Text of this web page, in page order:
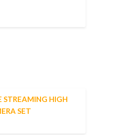
STREAMING HIGH
SET